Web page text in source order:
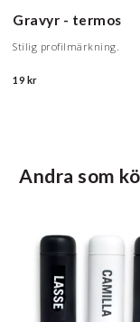
Gravyr - termos
Stilig profilmärkning.
19 kr
Andra som